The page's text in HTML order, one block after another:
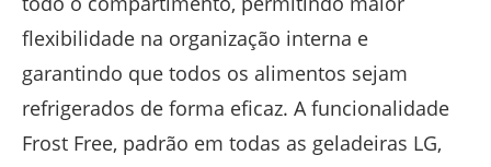
flexibilidade na organização interna e
garantindo que todos os alimentos sejam
refrigerados de forma eficaz. A funcionalidade
Frost Free, padrão em todas as geladeiras LG,